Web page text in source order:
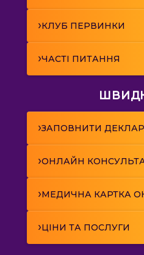
›КЛУБ ПЕРВИНКИ
›ЧАСТІ ПИТАННЯ
›ЗАПОВНИТИ
›ОНЛАЙН
›МЕДИЧНА КАРТКА
›ЦІНИ ТА ПОСЛУГИ